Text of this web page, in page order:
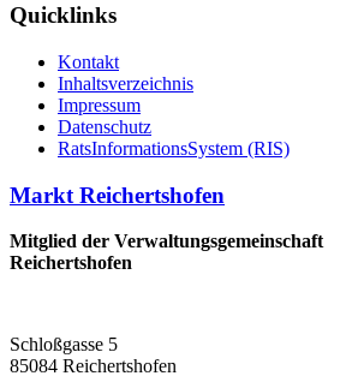
Quicklinks
Kontakt
Inhaltsverzeichnis
Impressum
Datenschutz
RatsInformationsSystem (RIS)
Markt Reichertshofen
Mitglied der Verwaltungsgemeinschaft
Reichertshofen
Schloßgasse 5
85084 Reichertshofen